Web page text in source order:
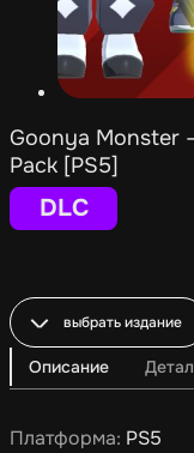
Goonya Monster
Pack [PS5]
DLC
выбрать издание
Описание
Платформа: PS5